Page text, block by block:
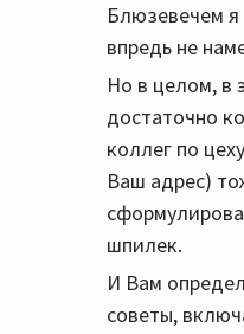
Блюзевечем я
впредь не
Но в целом, в
достаточно
коллег по
Ваш адрес)
шпилек.
И Вам
советы,